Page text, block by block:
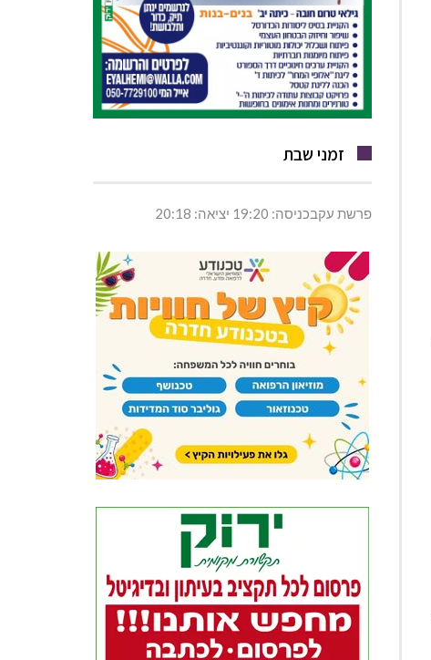
זמני שבת
פרשת עקבכניסה: 19:20 יציאה: 20:18